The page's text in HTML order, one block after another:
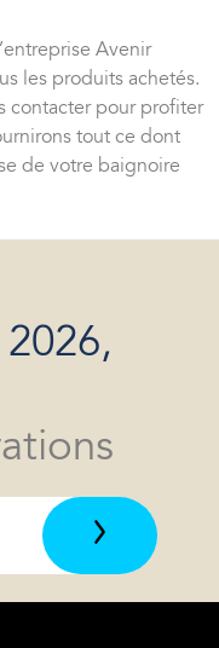
Avenir
les produits achetés.
contacter pour profiter
tout ce dont
de votre baignoire